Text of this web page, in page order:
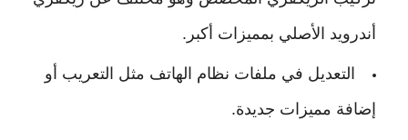
أندرويد الأصلي بمميزات أكبر.
التعديل في ملفات نظام الهاتف مثل التعريب أو
إضافة مميزات جديدة.